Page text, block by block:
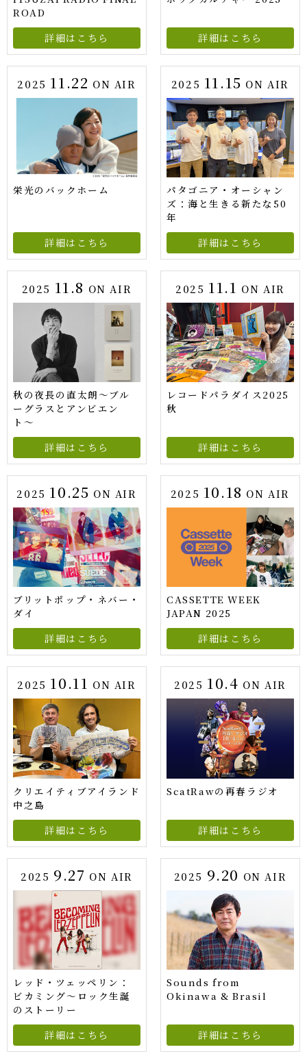
ROAD
詳細はこちら
詳細はこちら
2025 11.22 ON AIR
栄光のバックホーム
詳細はこちら
2025 11.15 ON AIR
パタゴニア・オーシャン
ズ：海と生きる新たな50
年
詳細はこちら
2025 11.8 ON AIR
秋の夜長の直太朗〜ブル
ーグラスとアンビエン
ト〜
詳細はこちら
2025 11.1 ON AIR
レコードパラダイス2025
秋
詳細はこちら
2025 10.25 ON AIR
ブリットポップ・ネバー・
ダイ
詳細はこちら
2025 10.18 ON AIR
CASSETTE WEEK
JAPAN 2025
詳細はこちら
2025 10.11 ON AIR
クリエイティブアイランド
中之島
詳細はこちら
2025 10.4 ON AIR
ScatRawの再春ラジオ
詳細はこちら
2025 9.27 ON AIR
レッド・ツェッペリン：
ビカミング〜ロック生誕
のストーリー
詳細はこちら
2025 9.20 ON AIR
Sounds from
Okinawa & Brasil
詳細はこちら